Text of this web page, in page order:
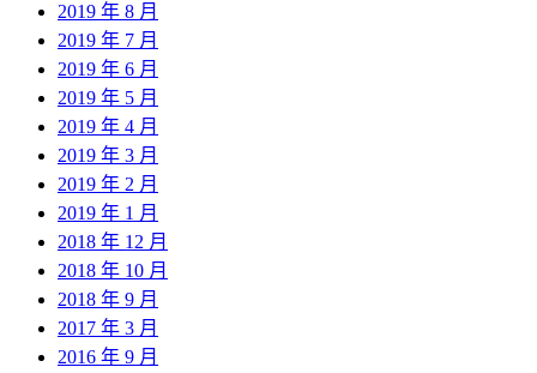
2019 年 8 月
2019 年 7 月
2019 年 6 月
2019 年 5 月
2019 年 4 月
2019 年 3 月
2019 年 2 月
2019 年 1 月
2018 年 12 月
2018 年 10 月
2018 年 9 月
2017 年 3 月
2016 年 9 月